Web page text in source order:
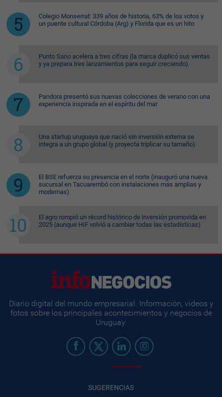
Colegio Monserrat: 339 años de historia, 63% de los votos y
un puente cultural Córdoba (Arg) y Florida que es un hito
Punto Sano acelera a tres cifras (la marca duplicó sus ventas
y ya prepara tres lanzamientos para seguir creciendo)
Pandora presentó sus nuevas colecciones de verano con una
experiencia inspirada en el espíritu del mar
Una startup uruguaya que nació sin inversión externa se
integra a un grupo global (y proyecta triplicar su tamaño)
El BSE refuerza su presencia en el norte (inauguró una nueva
sucursal en Tacuarembó con instalaciones más amplias y
modernas)
El agro rompió un récord histórico de inversión promovida en
2025 (aunque HIF volvió a cambiar todas las estadísticas)
Diario digital del mundo empresarial. Información, videos y
fotos sobre los principales acontecimientos y negocios de
Uruguay.
SUGERENCIAS